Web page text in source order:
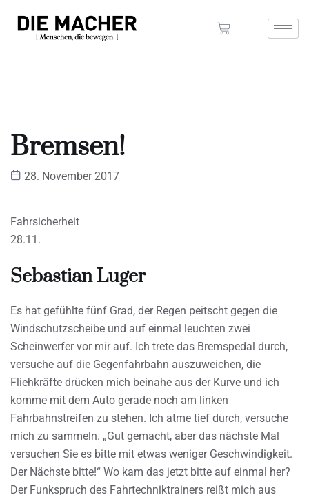
Bremsen!
28. November 2017
Fahrsicherheit
28.11.
Sebastian Luger
Es hat gefühlte fünf Grad, der Regen peitscht gegen die
Windschutzscheibe und auf einmal leuchten zwei
Scheinwerfer vor mir auf. Ich trete das Bremspedal durch,
versuche auf die Gegenfahrbahn auszuweichen, die
Fliehkräfte drücken mich beinahe aus der Kurve und ich
komme mit dem Auto gerade noch am linken
Fahrbahnstreifen zu stehen. Ich atme tief durch, versuche
mich zu sammeln. „Gut gemacht, aber das nächste Mal
versuchen Sie es bitte mit etwas weniger Geschwindigkeit.
Der Nächste bitte!“ Wo kam das jetzt bitte auf einmal her?
Der Funkspruch des Fahrtechniktrainers reißt mich aus